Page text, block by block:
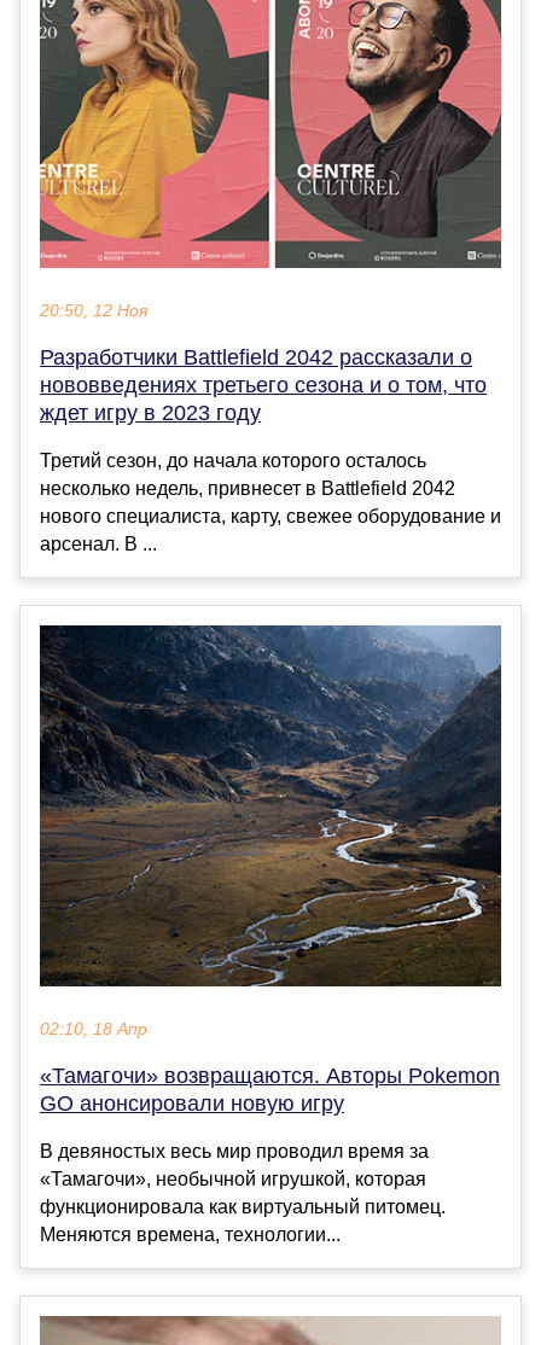
20:50, 12 Ноя
Разработчики Battlefield 2042 рассказали о
нововведениях третьего сезона и о том, что
ждет игру в 2023 году
Третий сезон, до начала которого осталось
несколько недель, привнесет в Battlefield 2042
нового специалиста, карту, свежее оборудование и
арсенал. В ...
02:10, 18 Апр
«Тамагочи» возвращаются. Авторы Pokemon
GO анонсировали новую игру
В девяностых весь мир проводил время за
«Тамагочи», необычной игрушкой, которая
функционировала как виртуальный питомец.
Меняются времена, технологии...